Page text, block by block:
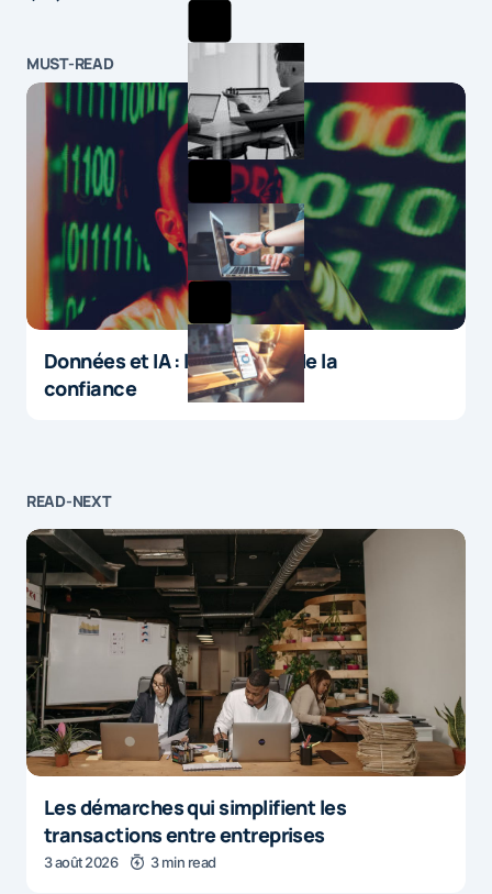
MUST-READ
Données et IA : le paradoxe de la
confiance
READ-NEXT
Les démarches qui simplifient les
transactions entre entreprises
3 août 2026 3 min read